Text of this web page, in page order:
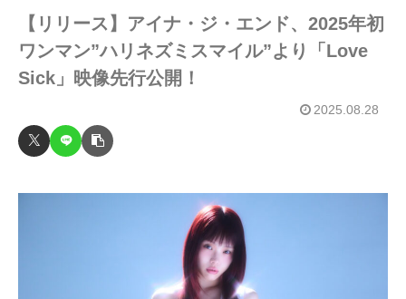
【リリース】アイナ・ジ・エンド、2025年初
ワンマン”ハリネズミスマイル”より「Love
Sick」映像先行公開！
2025.08.28